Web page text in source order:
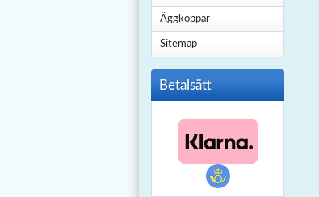
Äggkoppar
Sitemap
Betalsätt